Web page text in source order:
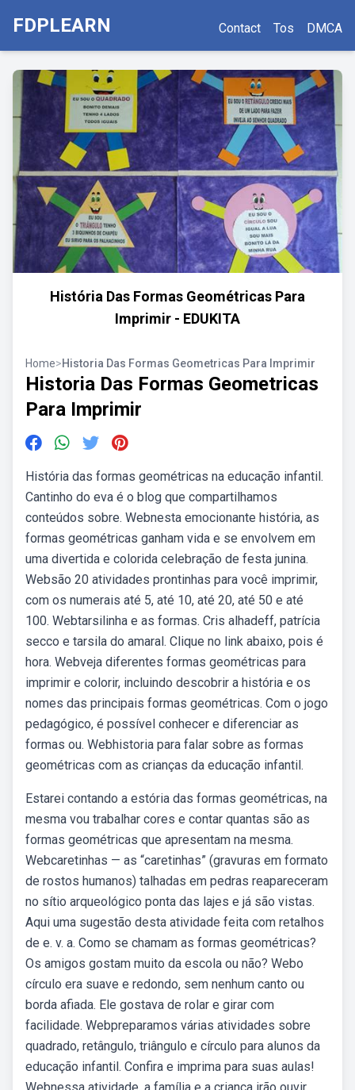
FDPLEARN Contact Tos DMCA
História Das Formas Geométricas Para
Imprimir - EDUKITA
Home>Historia Das Formas Geometricas Para Imprimir
Historia Das Formas Geometricas
Para Imprimir
História das formas geométricas na educação infantil.
Cantinho do eva é o blog que compartilhamos
conteúdos sobre. Webnesta emocionante história, as
formas geométricas ganham vida e se envolvem em
uma divertida e colorida celebração de festa junina.
Websão 20 atividades prontinhas para você imprimir,
com os numerais até 5, até 10, até 20, até 50 e até
100. Webtarsilinha e as formas. Cris alhadeff, patrícia
secco e tarsila do amaral. Clique no link abaixo, pois é
hora. Webveja diferentes formas geométricas para
imprimir e colorir, incluindo descobrir a história e os
nomes das principais formas geométricas. Com o jogo
pedagógico, é possível conhecer e diferenciar as
formas ou. Webhistoria para falar sobre as formas
geométricas com as crianças da educação infantil.
Estarei contando a estória das formas geométricas, na
mesma vou trabalhar cores e contar quantas são as
formas geométricas que apresentam na mesma.
Webcaretinhas — as “caretinhas” (gravuras em formato
de rostos humanos) talhadas em pedras reapareceram
no sítio arqueológico ponta das lajes e já são vistas.
Aqui uma sugestão desta atividade feita com retalhos
de e. v. a. Como se chamam as formas geométricas?
Os amigos gostam muito da escola ou não? Webo
círculo era suave e redondo, sem nenhum canto ou
borda afiada. Ele gostava de rolar e girar com
facilidade. Webpreparamos várias atividades sobre
quadrado, retângulo, triângulo e círculo para alunos da
educação infantil. Confira e imprima para suas aulas!